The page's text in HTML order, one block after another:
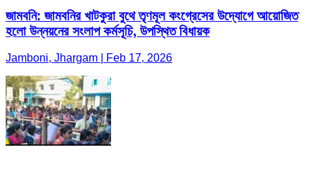
জামবনি: জামবনির খাটকুরা বুথে তৃণমূল কংগ্রেসের উদ্যোগে আয়োজিত
হলো উন্নয়নের সংলাপ কর্মসূচি, উপস্থিত বিধায়ক
Jamboni, Jhargam | Feb 17, 2026